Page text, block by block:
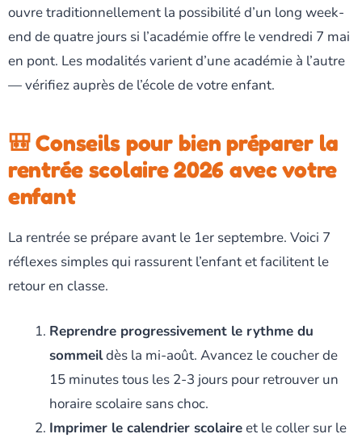
ouvre traditionnellement la possibilité d’un long week-
end de quatre jours si l’académie offre le vendredi 7 mai
en pont. Les modalités varient d’une académie à l’autre
— vérifiez auprès de l’école de votre enfant.
🎒 Conseils pour bien préparer la
rentrée scolaire 2026 avec votre
enfant
La rentrée se prépare avant le 1er septembre. Voici 7
réflexes simples qui rassurent l’enfant et facilitent le
retour en classe.
Reprendre progressivement le rythme du
sommeildès la mi-août. Avancez le coucher de
15 minutes tous les 2-3 jours pour retrouver un
horaire scolaire sans choc.
Imprimer le calendrier scolaireet le coller sur le